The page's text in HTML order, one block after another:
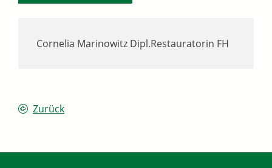
Cornelia Marinowitz Dipl.Restauratorin FH
Zurück